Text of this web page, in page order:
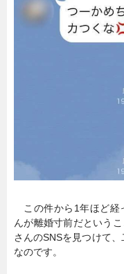
この件から1年ほど経
んが離婚寸前だという
さんのSNSを見つけて
なのです。